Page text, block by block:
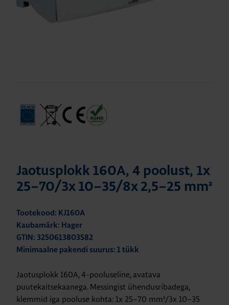
Jaotusplokk 160A, 4 poolust, 1x
25–70/3x 10–35/8x 2,5–25 mm²
Tootekood: KJ160A
Kaubamärk: Hager
GTIN: 3250613803582
Minimaalne pakendi suurus: 1 tükk
Jaotusplokk 160A, 4-pooluseline, avatava
puutekaitsekaanega. Messingist ühendusribadega,
klemmid iga pooluse kohta: 1x 25–70 mm²/3x 10–35